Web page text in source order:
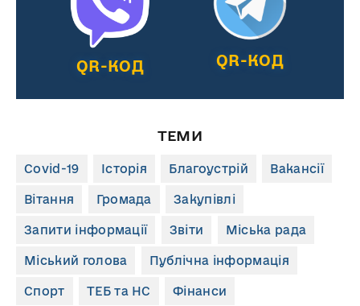
QR-КОД QR-КОД
ТЕМИ
Covid-19 Історія Благоустрій Вакансії
Вітання Громада Закупівлі
Запити інформації Звіти Міська рада
Міський голова Публічна інформація
Спорт ТЕБ та НС Фінанси